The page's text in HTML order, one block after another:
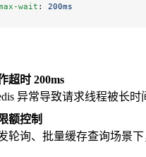
max-wait
: 200ms
超时 200ms
异常导致请求线程被长时
额控制
轮询、批量缓存查询场景